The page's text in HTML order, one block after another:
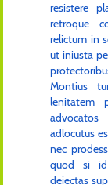
resistere
retroque
relictum in
ut iniusta
Montius
lenitatem
adlocutus
nec
quod si id
deiectas